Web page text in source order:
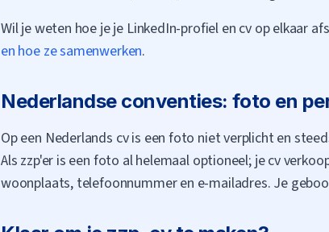
Wil je weten hoe je je LinkedIn-profiel en cv op elkaar
en hoe ze samenwerken.
Nederlandse conventies: foto en
Op een Nederlands cv is een foto niet verplicht en
Als zzp'er is een foto al helemaal optioneel; je cv
woonplaats, telefoonnummer en e-mailadres. Je